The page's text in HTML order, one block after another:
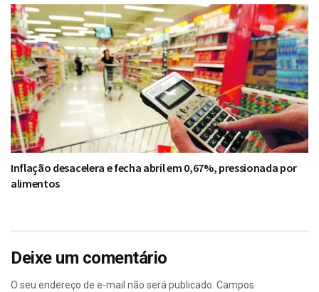
Inflação desacelera e fecha abril em 0,67%, pressionada por
alimentos
Deixe um comentário
O seu endereço de e-mail não será publicado. Campos